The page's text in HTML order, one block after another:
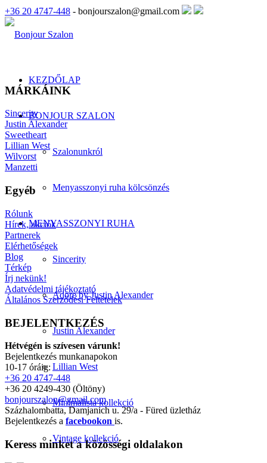
+36 20 4747-448 - bonjourszalon@gmail.com
KEZDŐLAP
BONJOUR SZALON
Szalonunkról
Menyasszonyi ruha kölcsönzés
MENYASSZONYI RUHA
Sincerity
Adore by Justin Alexander
Justin Alexander
Lillian West
Minimalista kollekció
Vintage kollekció
MÁRKÁINK
Sincerity
Justin Alexander
Sweetheart
Lillian West
Wilvorst
Manzetti
Egyéb
Rólunk
Hírek, akciók
Partnerek
Elérhetőségek
Blog
Térkép
Írj nekünk!
Adatvédelmi tájékoztató
Általános Szerződési Feltételek
BEJELENTKEZÉS
Hétvégén is szívesen várunk!
Bejelentkezés munkanapokon
10-17 óráig:
+36 20 4747-448
+36 20 4249-430 (Öltöny)
bonjourszalon@gmail.com
Százhalombatta, Damjanich u. 29/a - Füred üzletház
Bejelentkezés a facebookon is.
Keress minket a közösségi oldalakon